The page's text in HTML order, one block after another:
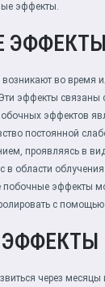
эффекты.
ЭФФЕКТЫ
во время
эффекты
эффектов
постоянной
проявляясь в
в области
эффекты
с
через